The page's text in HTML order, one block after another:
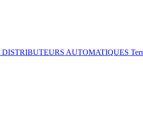
DISTRIBUTEURS AUTOMATIQUES